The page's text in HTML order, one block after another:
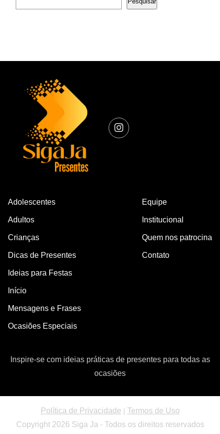
Adolescentes
Adultos
Crianças
Dicas de Presentes
Ideias para Festas
Início
Mensagens e Frases
Ocasiões Especiais
Equipe
Institucional
Quem nos patrocina
Contato
Inspire-se com ideias práticas de presentes para todas as
ocasiões
Política de Privacidade | Termos de Uso
Copyright 2026 Siga Ja - Todos os direitos reservados